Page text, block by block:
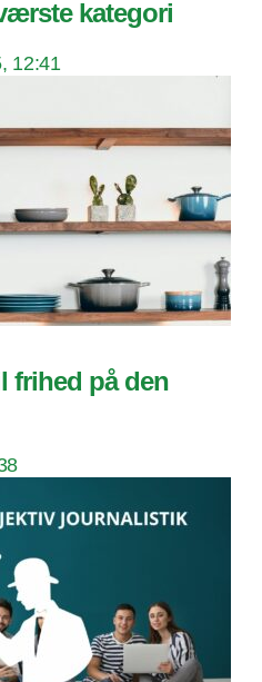
kategori
12:41
frihed på den